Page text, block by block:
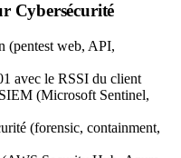
Cybersécurité
(pentest web, API,
avec le RSSI du client
(Microsoft Sentinel,
(forensic, containment,